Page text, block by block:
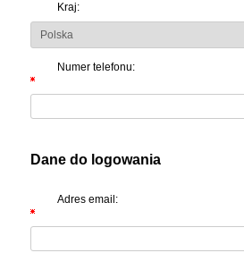
Kraj:
Numer telefonu:
Dane do logowania
Adres email: